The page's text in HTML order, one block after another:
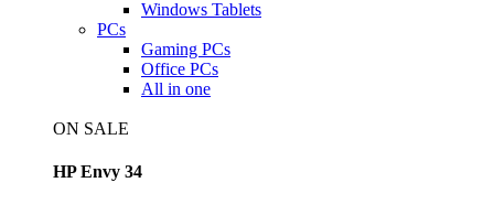
Windows Tablets
PCs
Gaming PCs
Office PCs
All in one
ON SALE
HP Envy 34